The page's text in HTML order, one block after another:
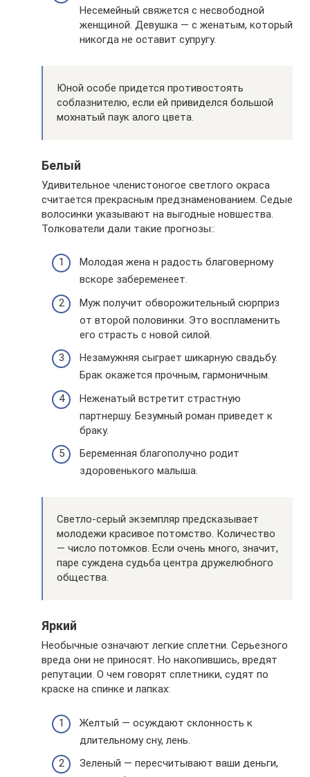
Несемейный свяжется с несвободной
женщиной. Девушка — с женатым, который
никогда не оставит супругу.
Юной особе придется противостоять
соблазнителю, если ей привиделся большой
мохнатый паук алого цвета.
Белый
Удивительное членистоногое светлого окраса
считается прекрасным предзнаменованием. Седые
волосинки указывают на выгодные новшества.
Толкователи дали такие прогнозы::
Молодая жена н радость благоверному
вскоре забеременеет.
Муж получит обворожительный сюрприз
от второй половинки. Это воспламенить
его страсть с новой силой.
Незамужняя сыграет шикарную свадьбу.
Брак окажется прочным, гармоничным.
Неженатый встретит страстную
партнершу. Безумный роман приведет к
браку.
Беременная благополучно родит
здоровенького малыша.
Светло-серый экземпляр предсказывает
молодежи красивое потомство. Количество
— число потомков. Если очень много, значит,
паре суждена судьба центра дружелюбного
общества.
Яркий
Необычные означают легкие сплетни. Серьезного
вреда они не приносят. Но накопившись, вредят
репутации. О чем говорят сплетники, судят по
краске на спинке и лапках:
Желтый — осуждают склонность к
длительному сну, лень.
Зеленый — пересчитывают ваши деньги,